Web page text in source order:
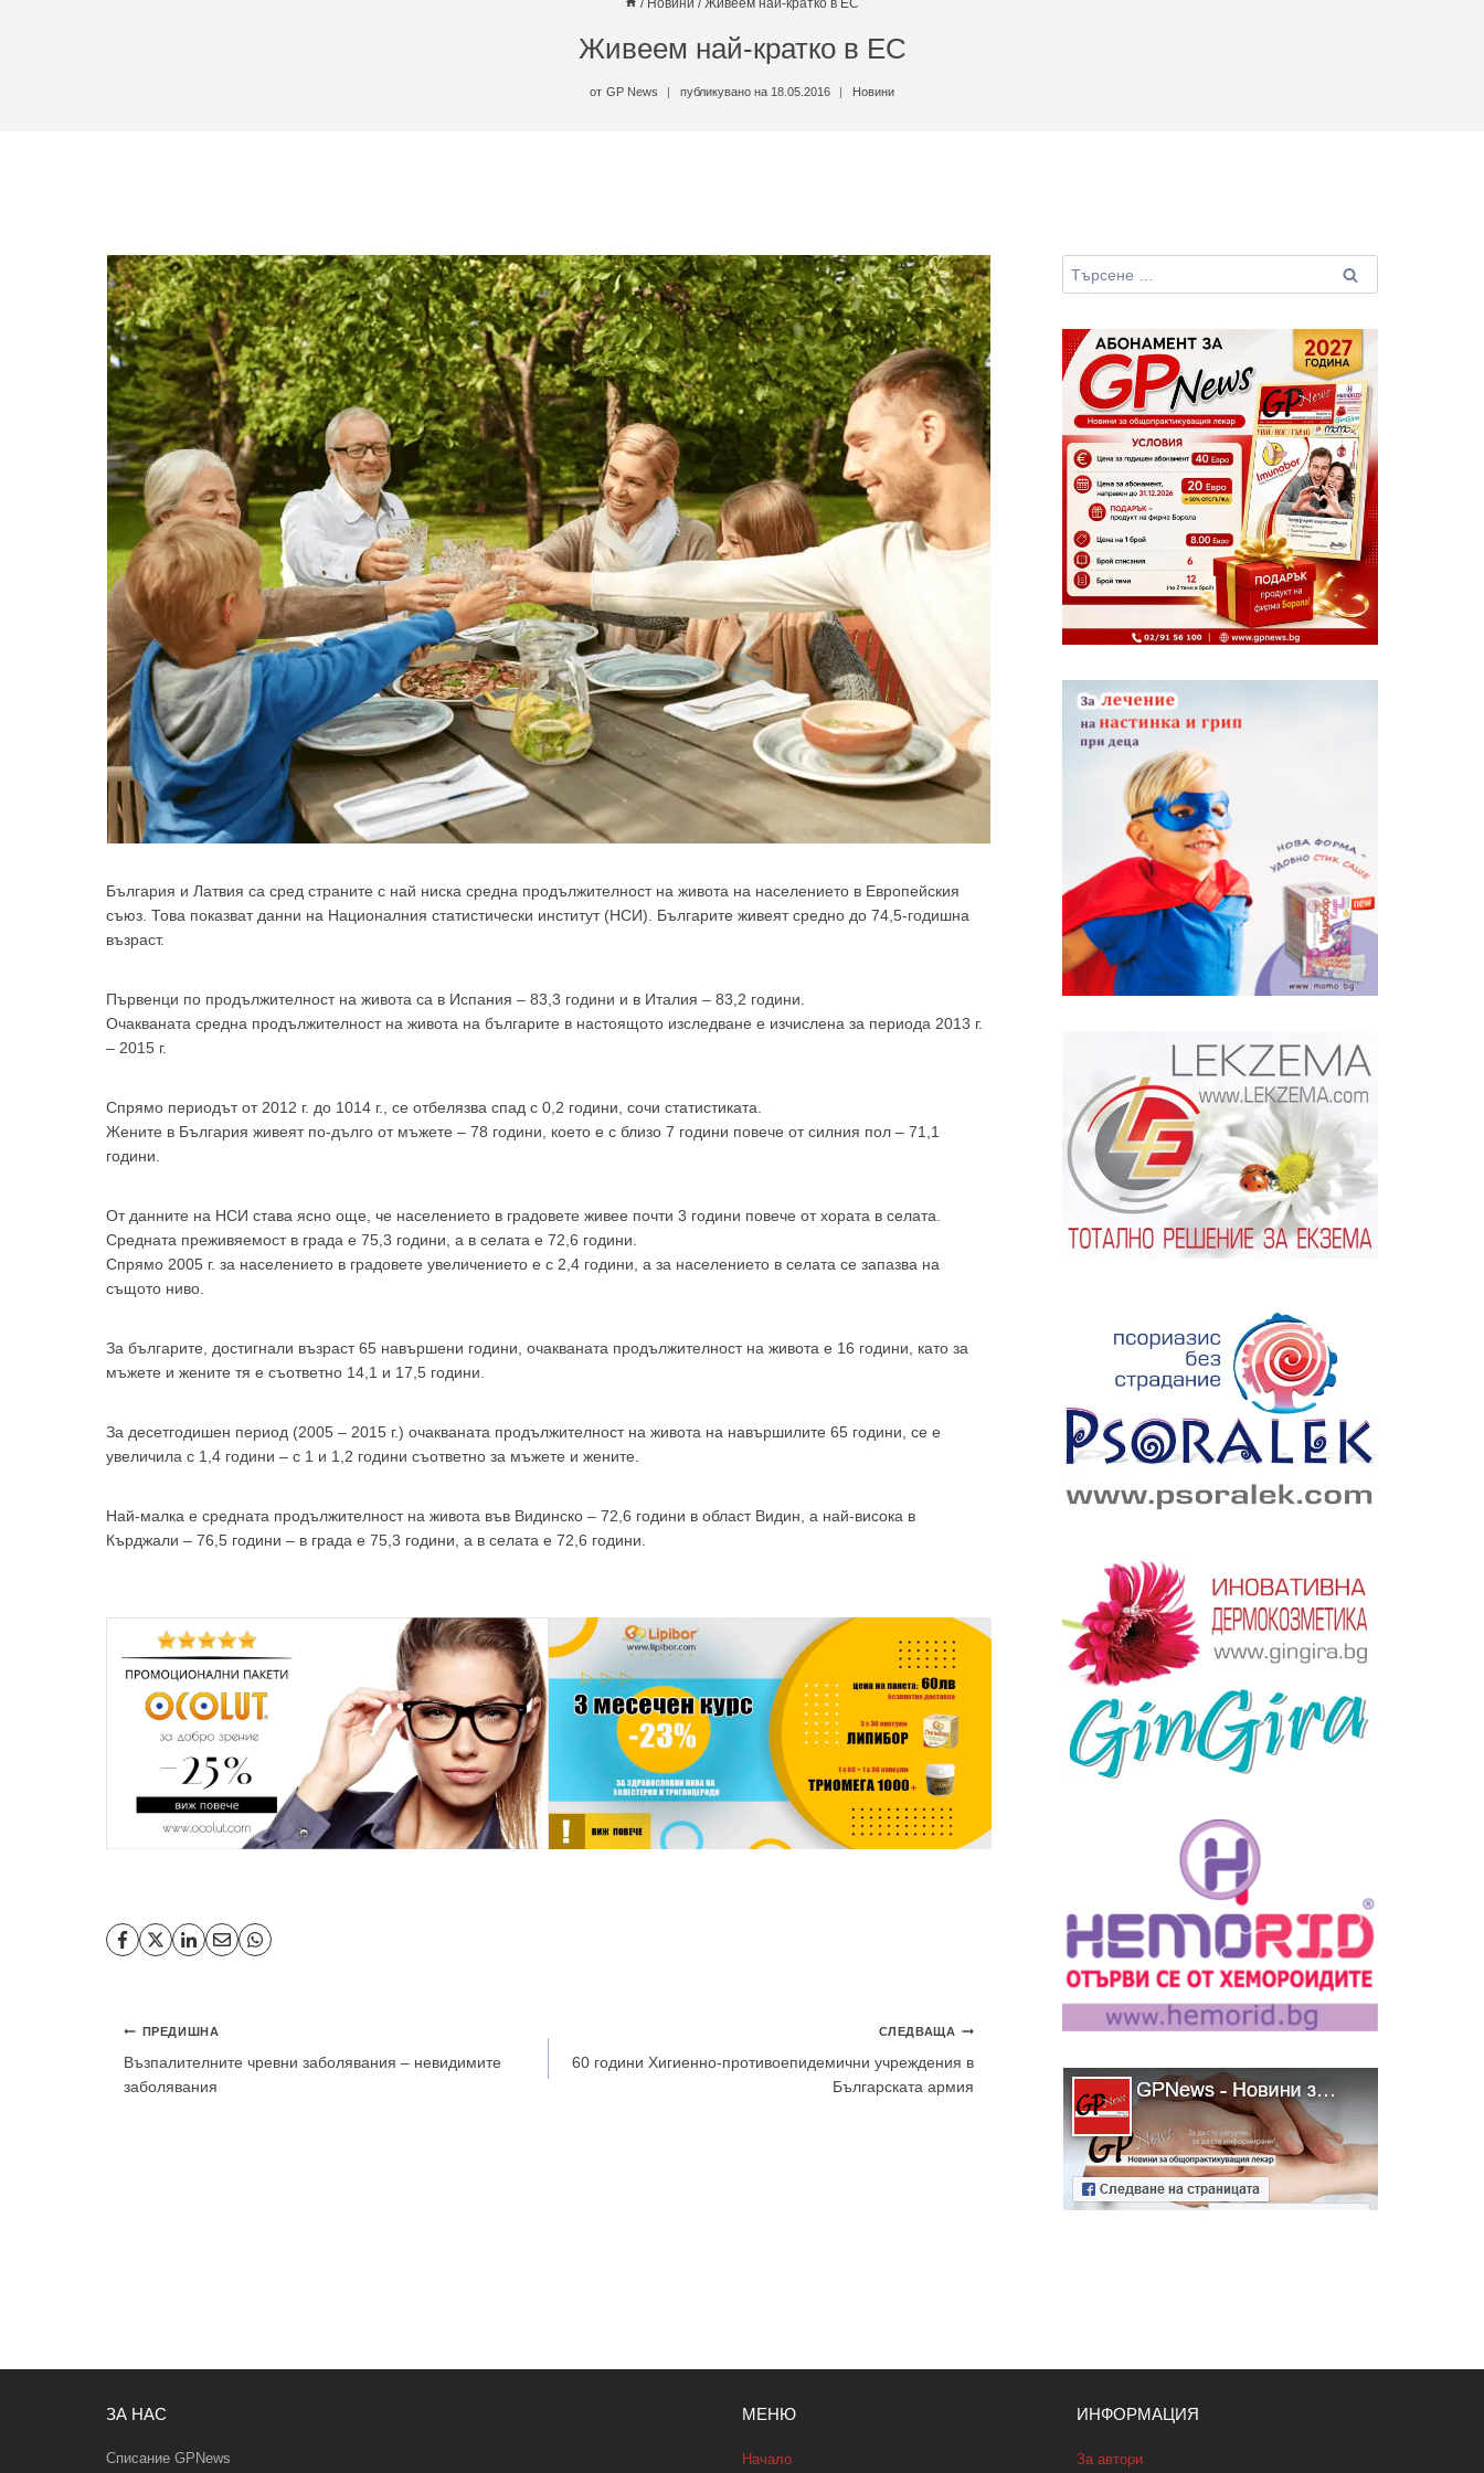
/ Новини / Живеем най-кратко в ЕС
Живеем най-кратко в ЕС
от GP News публикувано на 18.05.2016 Новини
България и Латвия са сред страните с най ниска средна продължителност на живота на населението в Европейския
съюз. Това показват данни на Националния статистически институт (НСИ). Българите живеят средно до 74,5-годишна
възраст.
Първенци по продължителност на живота са в Испания – 83,3 години и в Италия – 83,2 години.
Очакваната средна продължителност на живота на българите в настоящото изследване е изчислена за периода 2013 г.
– 2015 г.
Спрямо периодът от 2012 г. до 1014 г., се отбелязва спад с 0,2 години, сочи статистиката.
Жените в България живеят по-дълго от мъжете – 78 години, което е с близо 7 години повече от силния пол – 71,1
години.
От данните на НСИ става ясно още, че населението в градовете живее почти 3 години повече от хората в селата.
Средната преживяемост в града е 75,3 години, а в селата е 72,6 години.
Спрямо 2005 г. за населението в градовете увеличението е с 2,4 години, а за населението в селата се запазва на
същото ниво.
За българите, достигнали възраст 65 навършени години, очакваната продължителност на живота е 16 години, като за
мъжете и жените тя е съответно 14,1 и 17,5 години.
За десетгодишен период (2005 – 2015 г.) очакваната продължителност на живота на навършилите 65 години, се е
увеличила с 1,4 години – с 1 и 1,2 години съответно за мъжете и жените.
Най-малка е средната продължителност на живота във Видинско – 72,6 години в област Видин, а най-висока в
Кърджали – 76,5 години – в града е 75,3 години, а в селата е 72,6 години.
Навигация
ПРЕДИШНА
Възпалителните чревни заболявания – невидимите
заболявания
СЛЕДВАЩА
60 години Хигиенно-противоепидемични учреждения в
Българската армия
Търсене
за:
ЗА НАС
Списание GPNews
МЕНЮ
Начало
ИНФОРМАЦИЯ
За автори
GPNews
За да можеда виждате специализирано медицинско съдържание
декларирате, че стемедицински специалист !
Аз съм медицински специалист Не съм медицински специалист